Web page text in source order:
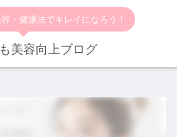
・健康法でキレイになろう！
美容向上ブログ